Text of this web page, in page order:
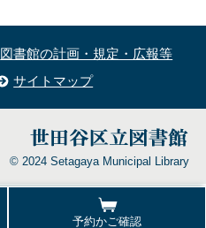
予約かご確認
図書館の計画・規定・広報等
サイトマップ
© 2024 Setagaya Municipal Library